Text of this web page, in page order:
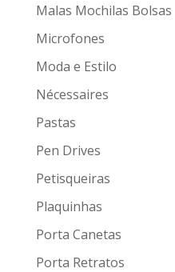
Malas Mochilas Bolsas
Microfones
Moda e Estilo
Nécessaires
Pastas
Pen Drives
Petisqueiras
Plaquinhas
Porta Canetas
Porta Retratos